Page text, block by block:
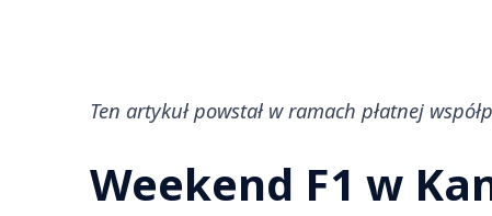
Ten artykuł powstał w ramach płatnej
Weekend F1 w